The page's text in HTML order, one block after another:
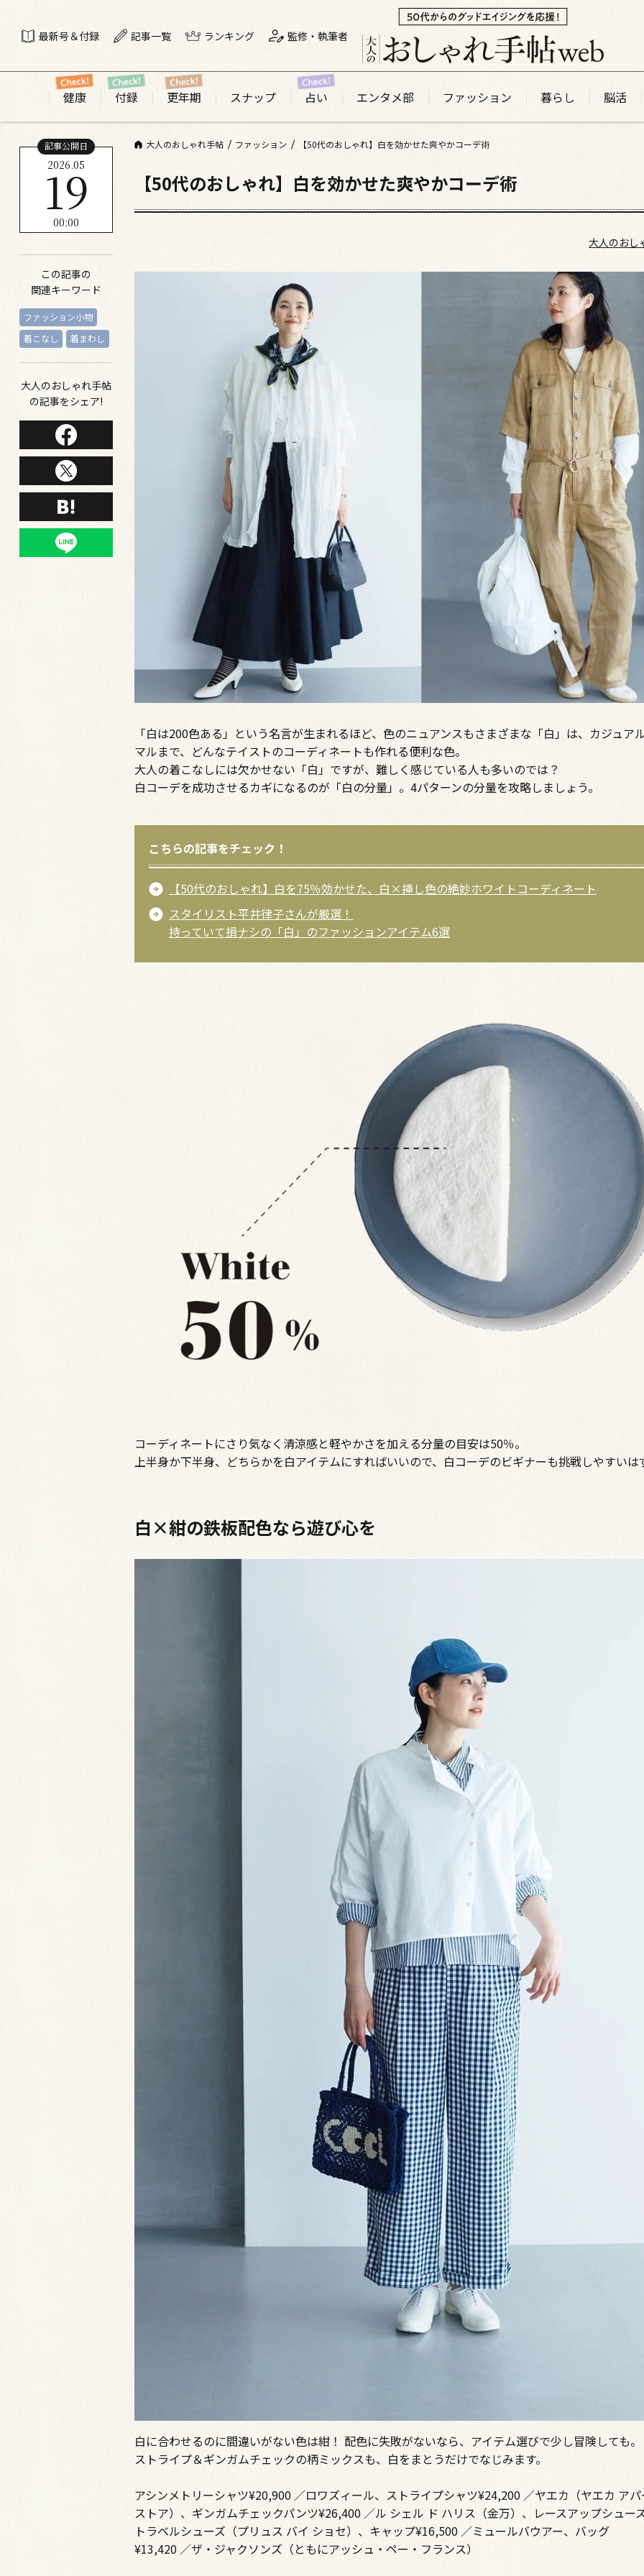
最新号＆付録 記事一覧 ランキング 監修・執筆者
健康 付録 更年期 スナップ 占い エンタメ部 ファッション 暮らし 脳活
大人のおしゃれ手帖 ファッション 【50代のおしゃれ】白を効かせた爽やかコーデ術
記事公開日
2026.05
19
00:00
この記事の
関連キーワード
ファッション小物
着こなし
着まわし
大人のおしゃれ手帖
の記事をシェア!
【50代のおしゃれ】白を効かせた爽やかコーデ術
大人のおし
「白は200色ある」という名言が生まれるほど、色のニュアンスもさまざまな「白」は、カジュア
マルまで、どんなテイストのコーディネートも作れる便利な色。
大人の着こなしには欠かせない「白」ですが、難しく感じている人も多いのでは？
白コーデを成功させるカギになるのが「白の分量」。4パターンの分量を攻略しましょう。
こちらの記事をチェック！
【50代のおしゃれ】白を75％効かせた、白×挿し色の絶妙ホワイトコーディネート
スタイリスト平井律子さんが厳選！
持っていて損ナシの「白」のファッションアイテム6選
コーディネートにさり気なく清涼感と軽やかさを加える分量の目安は50％。
上半身か下半身、どちらかを白アイテムにすればいいので、白コーデのビギナーも挑戦しやすいは
白×紺の鉄板配色なら遊び心を
白に合わせるのに間違いがない色は紺！ 配色に失敗がないなら、アイテム選びで少し冒険しても。
ストライプ＆ギンガムチェックの柄ミックスも、白をまとうだけでなじみます。
アシンメトリーシャツ¥20,900 ／ロワズィール、ストライプシャツ¥24,200 ／ヤエカ（ヤエカ ア
ストア）、ギンガムチェックパンツ¥26,400 ／ル シェル ド ハリス（金万）、レースアップシュー
トラベルシューズ（プリュス バイ ショセ）、キャップ¥16,500 ／ミュールバウアー、バッグ
¥13,420 ／ザ・ジャクソンズ（ともにアッシュ・ペー・フランス）